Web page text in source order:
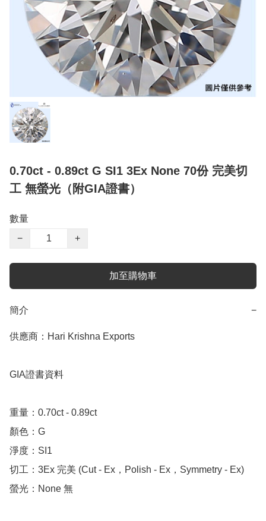
0.70ct - 0.89ct G SI1 3Ex None 70份 完美切
工 無螢光（附GIA證書）
數量
−
+
加至購物車
簡介 −
供應商：Hari Krishna Exports
GIA證書資料
重量：0.70ct - 0.89ct
顏色：G
淨度：SI1
切工：3Ex 完美 (Cut - Ex，Polish - Ex，Symmetry - Ex)
螢光：None 無